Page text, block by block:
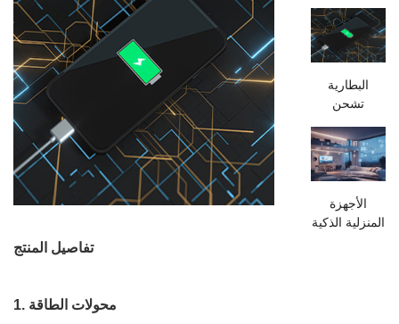
تفاصيل المنتج
1. محولات الطاقة
البطارية
تشحن
الأجهزة
المنزلية الذكية